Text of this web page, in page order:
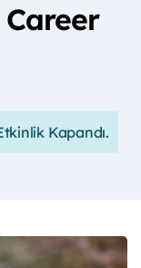
Kapandı.